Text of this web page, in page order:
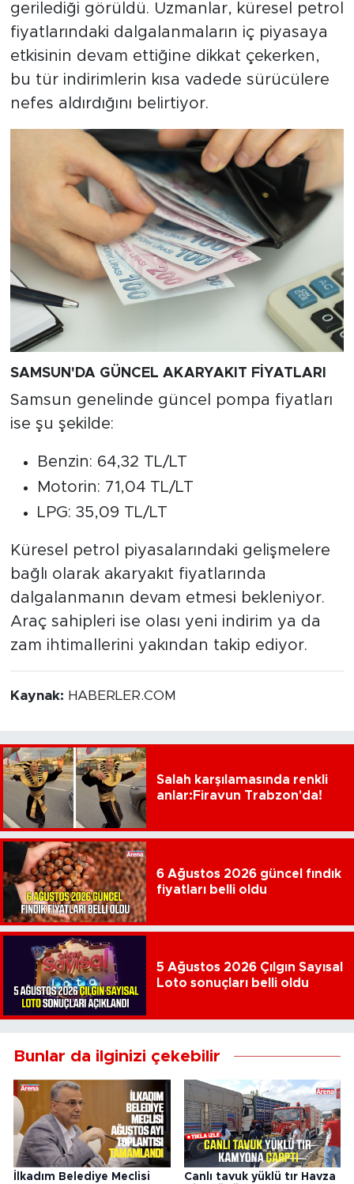
gerilediği görüldü. Uzmanlar, küresel petrol
fiyatlarındaki dalgalanmaların iç piyasaya
etkisinin devam ettiğine dikkat çekerken,
bu tür indirimlerin kısa vadede sürücülere
nefes aldırdığını belirtiyor.
SAMSUN'DA GÜNCEL AKARYAKIT FİYATLARI
Samsun genelinde güncel pompa fiyatları
ise şu şekilde:
Benzin: 64,32 TL/LT
Motorin: 71,04 TL/LT
LPG: 35,09 TL/LT
Küresel petrol piyasalarındaki gelişmelere
bağlı olarak akaryakıt fiyatlarında
dalgalanmanın devam etmesi bekleniyor.
Araç sahipleri ise olası yeni indirim ya da
zam ihtimallerini yakından takip ediyor.
Kaynak: HABERLER.COM
Salah karşılamasında renkli
anlar:Firavun Trabzon'da!
6 Ağustos 2026 güncel fındık
fiyatları belli oldu
5 Ağustos 2026 Çılgın Sayısal
Loto sonuçları belli oldu
Bunlar da ilginizi çekebilir
İlkadım Belediye Meclisi Canlı tavuk yüklü tır Havza